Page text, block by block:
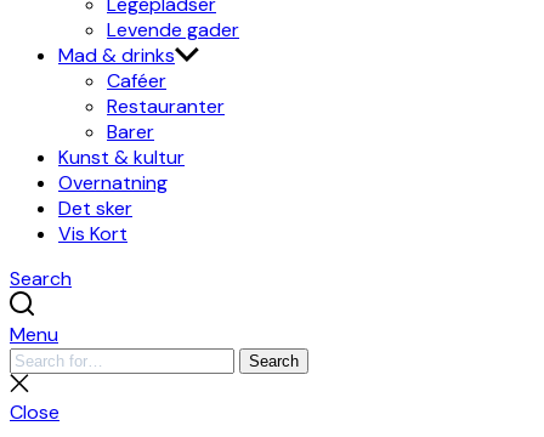
Levende gader
Mad & drinks
Caféer
Restauranter
Barer
Kunst & kultur
Overnatning
Det sker
Vis Kort
Search
Menu
Search
for:
Search
Close
search
Close